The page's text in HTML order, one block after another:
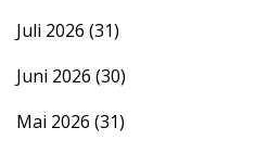
Juli 2026 (31)
Juni 2026 (30)
Mai 2026 (31)